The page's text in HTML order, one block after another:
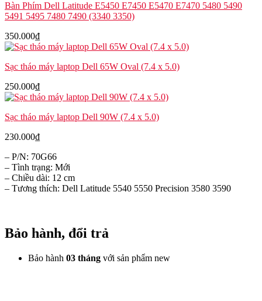
Bàn Phím Dell Latitude E5450 E7450 E5470 E7470 5480 5490
5491 5495 7480 7490 (3340 3350)
350.000₫
Sạc tháo máy laptop Dell 65W Oval (7.4 x 5.0)
250.000₫
Sạc tháo máy laptop Dell 90W (7.4 x 5.0)
230.000₫
– P/N: 70G66
– Tình trạng: Mới
– Chiều dài: 12 cm
– Tương thích: Dell Latitude 5540 5550 Precision 3580 3590
Bảo hành, đổi trả
Bảo hành 03 tháng với sản phẩm new